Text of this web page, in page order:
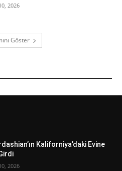
2026
Göster
Kaliforniya’daki Evine
2026